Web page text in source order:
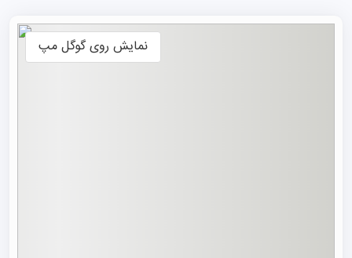
«اخلاق محکم، دانش گسترده و دستیابی به تعالی» پایبند بوده
و بر اصل راهنمای «پرورش دانشجویان به عنوان جوهره اصلی و
نمایش روی گوگل مپ